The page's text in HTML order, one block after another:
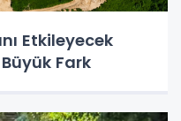
Etkileyecek
Fark